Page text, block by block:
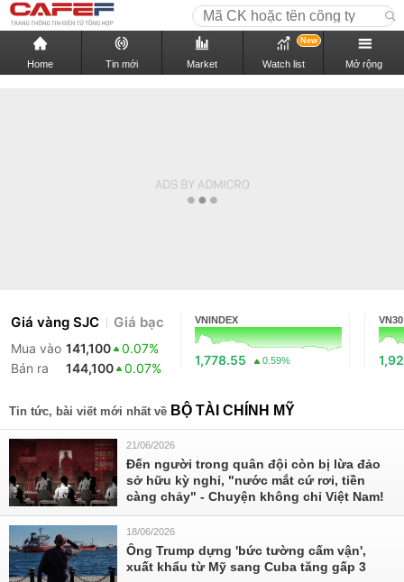
Home Tin mới Market Watch list
New
Mở rộng
Giá vàng SJC Giá bạc
Mua vào 141,100
0.07%
Bán ra
144,100 0.07%
VNINDEX
1,778.55 0.59%
VN30
Tin tức, bài viết mới nhất về BỘ TÀI CHÍNH MỸ
21/06/2026
Đến người trong quân đội còn bị lừa đảo
sở hữu kỳ nghỉ, "nước mắt cứ rơi, tiền
càng chảy" - Chuyện không chỉ Việt Nam!
18/06/2026
Ông Trump dựng 'bức tường cấm vận',
xuất khẩu từ Mỹ sang Cuba tăng gấp 3